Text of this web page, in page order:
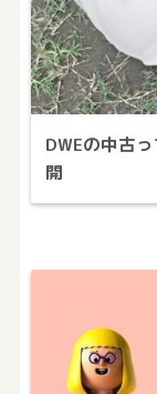
DWEの中古
開